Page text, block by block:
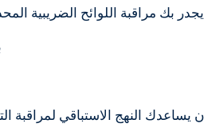
يجدر بك مراقبة اللوائح الضريبية
يساعدك النهج الاستباقي لمراقبة